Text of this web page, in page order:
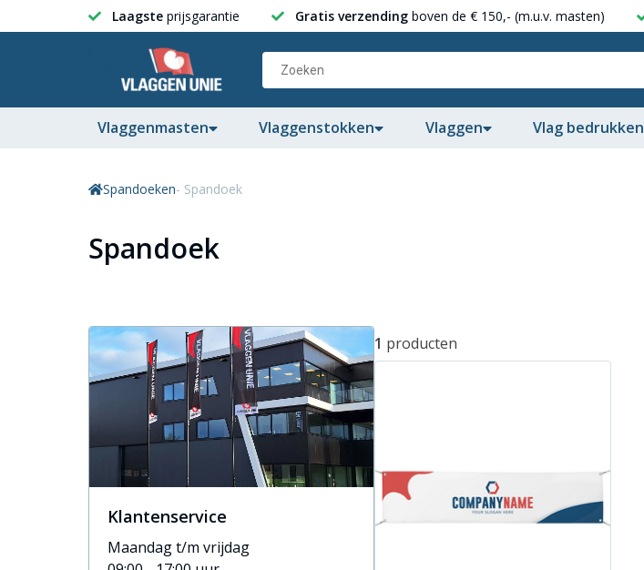
Laagste prijsgarantie Gratis verzending boven de € 150,- (m.u.v. masten)
Vlaggenmasten Vlaggenstokken Vlaggen Vlag bedrukken
Spandoeken- Spandoek
Spandoek
Klantenservice
Maandag t/m vrijdag
1 producten